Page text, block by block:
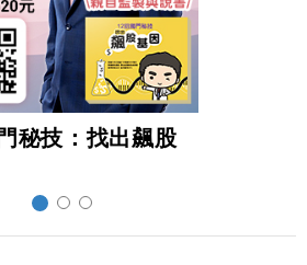
秘技：找出飆股